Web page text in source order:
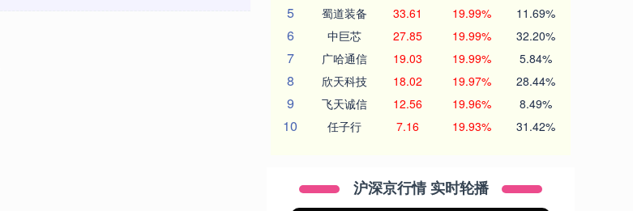
5 蜀道装备 33.61 19.99% 11.69%
6 中巨芯 27.85 19.99% 32.20%
7 广哈通信 19.03 19.99% 5.84%
8 欣天科技 18.02 19.97% 28.44%
9 飞天诚信 12.56 19.96% 8.49%
10 任子行 7.16 19.93% 31.42%
沪深京行情 实时轮播